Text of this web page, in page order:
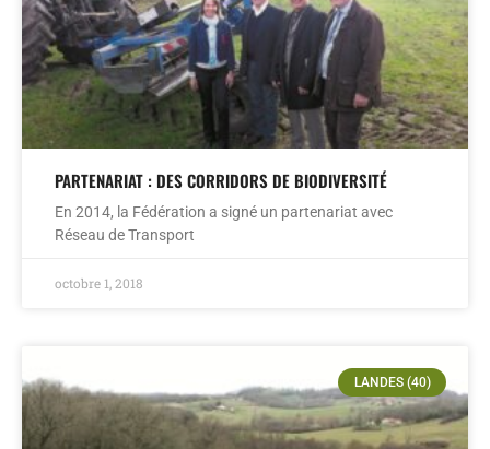
PARTENARIAT : DES CORRIDORS DE BIODIVERSITÉ
En 2014, la Fédération a signé un partenariat avec
Réseau de Transport
octobre 1, 2018
LANDES (40)